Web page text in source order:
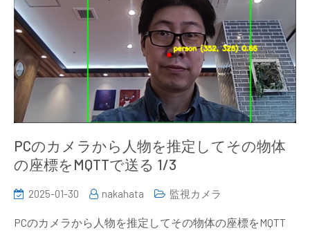
PCのカメラから人物を推定してその物体
の座標をMQTTで送る 1/3
2025-01-30 nakahata 監視カメラ
PCのカメラから人物を推定してその物体の座標をMQTT